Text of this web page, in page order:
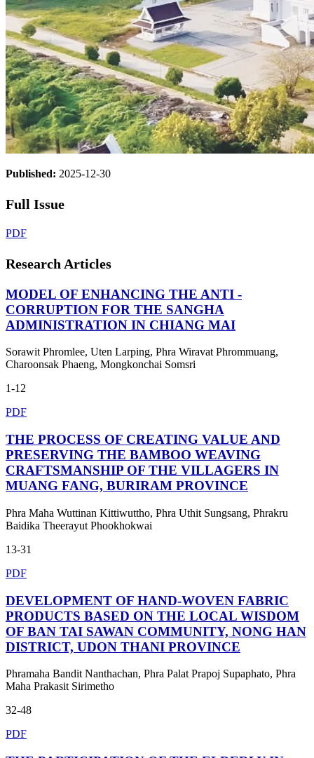
Published: 2025-12-30
Full Issue
PDF
Research Articles
MODEL OF ENHANCING THE ANTI -
CORRUPTION FOR THE SANGHA
ADMINISTRATION IN CHIANG MAI
Sorawit Phromlee, Uten Larping, Phra Wiravat Phrommuang,
Charoonsak Phaeng, Mongkonchai Somsri
1-12
PDF
THE PROCESS OF CREATING VALUE AND
PRESERVING THE BAMBOO WEAVING
CRAFTSMANSHIP OF THE VILLAGERS IN
MUANG FANG, BURIRAM PROVINCE
Phra Maha Wuttinan Kittiwuttho, Phra Uthit Sungsang, Phrakru
Baidika Theerayut Phookhokwai
13-31
PDF
DEVELOPMENT OF HAND-WOVEN FABRIC
PRODUCTS BASED ON THE LOCAL WISDOM
OF BAN TAI SAWAN COMMUNITY, NONG HAN
DISTRICT, UDON THANI PROVINCE
Phramaha Bandit Nanthachan, Phra Palat Prapoj Supaphato, Phra
Maha Prakasit Sirimetho
32-48
PDF